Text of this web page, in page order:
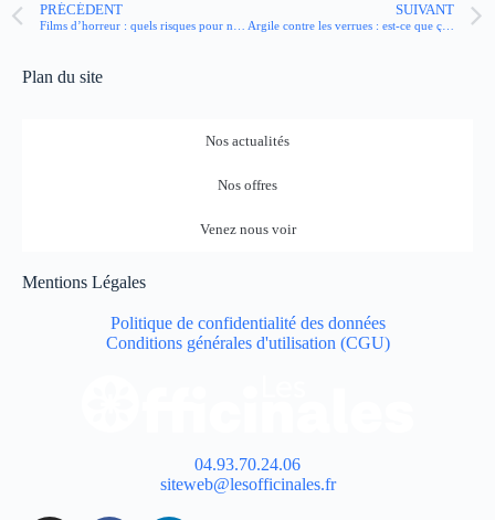
PRÉCÉDENT SUIVANT
Argile contre les verrues : est-ce que ça marche ?
Plan du site
Nos actualités
Nos offres
Venez nous voir
Mentions Légales
Politique de confidentialité des données
Conditions générales d'utilisation (CGU)
04.93.70.24.06
siteweb@lesofficinales.fr